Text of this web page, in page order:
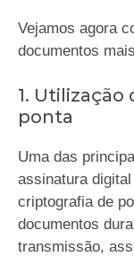
Vejamos agora
documentos
1.
ponta
Uma das
assinatura
criptografia de
documentos
transmissão,